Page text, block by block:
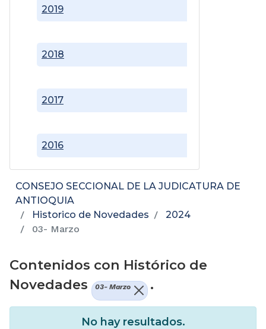
2016
2017
2018
2019
CONSEJO SECCIONAL DE LA JUDICATURA DE
ANTIOQUIA
Historico de Novedades
2024
03- Marzo
Contenidos con Histórico de
Novedades
03- Marzo .
No hay resultados.